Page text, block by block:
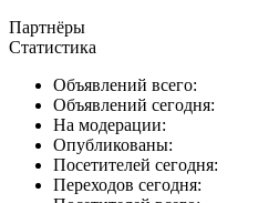
Партнёры
Статистика
Объявлений всего:
Объявлений сегодня:
На модерации:
Опубликованы:
Посетителей сегодня:
Переходов сегодня: